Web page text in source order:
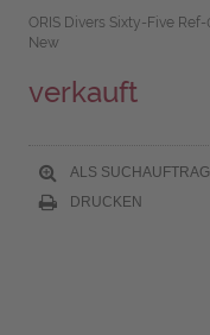
ORIS Divers Sixty-Five Ref-
New
verkauft
ALS
DRUCKEN